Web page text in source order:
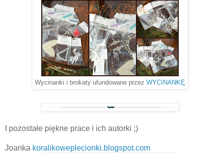
Wycinanki i brokaty ufundowane przez WYCINANKĘ
I pozostałe piękne prace i ich autorki ;)
Joanka koralikoweplecionki.blogspot.com